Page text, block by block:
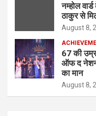
नम्होल
ठाकुर से
August 8,
67 की उम्र
ऑफ द
का मान
August 8,